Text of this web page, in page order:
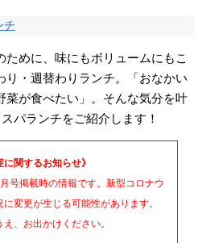
チ
めに、味にもボリュームにもこ
り・週替わりランチ。「おなかい
菜が食べたい」。そんな気分を叶
パランチをご紹介します！
関するお知らせ》
号掲載時の情報です。新型コロナウ
変更が生じる可能性があります。
、お出かけください。